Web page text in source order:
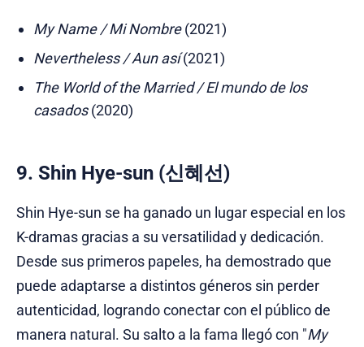
My Name / Mi Nombre(2021)
Nevertheless / Aun así(2021)
The World of the Married / El mundo de los
casados(2020)
9. Shin Hye-sun (신혜선)
Shin Hye-sun se ha ganado un lugar especial en los
K-dramas gracias a su versatilidad y dedicación.
Desde sus primeros papeles, ha demostrado que
puede adaptarse a distintos géneros sin perder
autenticidad, logrando conectar con el público de
manera natural. Su salto a la fama llegó con "My